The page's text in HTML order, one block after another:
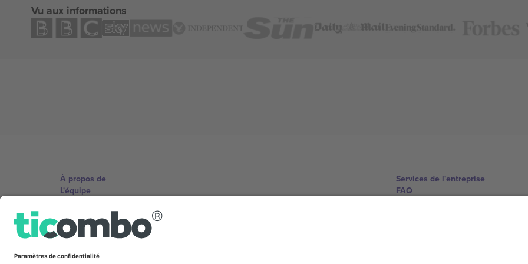
Vu aux informations
À propos de
L'équipe
Conditions générales
Programme d'affiliation
Services de l'entreprise
FAQ